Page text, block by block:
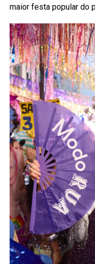
maior festa popular do